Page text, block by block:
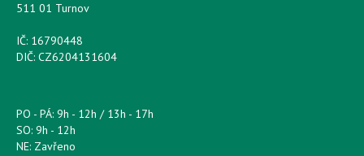
511 01 Turnov
IČ: 16790448
DIČ: CZ6204131604
PO - PÁ: 9h - 12h / 13h - 17h
SO: 9h - 12h
NE: Zavřeno